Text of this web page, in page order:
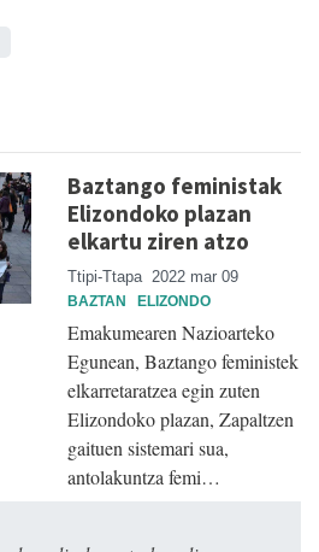
Baztango feministak
Elizondoko plazan
elkartu ziren atzo
Ttipi-Ttapa 2022 mar 09
BAZTAN ELIZONDO
Emakumearen Nazioarteko
Egunean, Baztango feministek
elkarretaratzea egin zuten
Elizondoko plazan, Zapaltzen
gaituen sistemari sua,
antolakuntza femi…